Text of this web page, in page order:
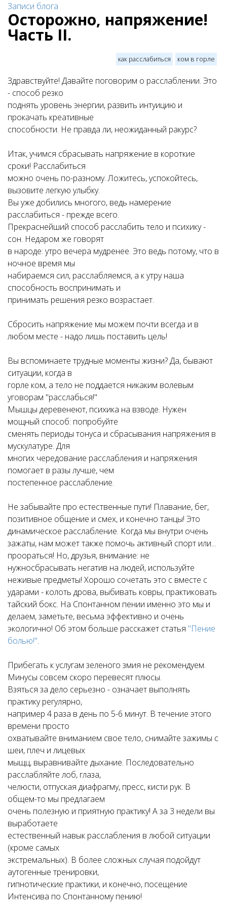
Записи блога
Осторожно, напряжение!
Часть II.
как расслабиться ком в горле
Здравствуйте! Давайте поговорим о расслаблении. Это
- способ резко
поднять уровень энергии, развить интуицию и
прокачать креативные
способности. Не правда ли, неожиданный ракурс?
Итак, учимся сбрасывать напряжение в короткие
сроки! Расслабиться
можно очень по-разному. Ложитесь, успокойтесь,
вызовите легкую улыбку.
Вы уже добились многого, ведь намерение
расслабиться - прежде всего.
Прекраснейший способ расслабить тело и психику -
сон. Недаром же говорят
в народе: утро вечера мудренее. Это ведь потому, что в
ночное время мы
набираемся сил, расслабляемся, а к утру наша
способность воспринимать и
принимать решения резко возрастает.
Сбросить напряжение мы можем почти всегда и в
любом месте - надо лишь поставить цель!
Вы вспоминаете трудные моменты жизни? Да, бывают
ситуации, когда в
горле ком, а тело не поддается никаким волевым
уговорам "расслабься!"
Мышцы деревенеют, психика на взводе. Нужен
мощный способ: попробуйте
сменять периоды тонуса и сбрасывания напряжения в
мускулатуре. Для
многих чередование расслабления и напряжения
помогает в разы лучше, чем
постепенное расслабление.
Не забывайте про естественные пути! Плавание, бег,
позитивное общение и смех, и конечно танцы! Это
динамическое расслабление. Когда мы внутри очень
зажаты, нам может также помочь активный спорт или...
проораться! Но, друзья, внимание: не
нужносбрасывать негатив на людей, используйте
неживые предметы! Хорошо сочетать это с вместе с
ударами - колоть дрова, выбивать ковры, практиковать
тайский бокс. На Спонтанном пении именно это мы и
делаем, заметьте, весьма эффективно и очень
экологично! Об этом больше расскажет статья "Пение
болью!".
Прибегать к услугам зеленого змия не рекомендуем.
Минусы совсем скоро перевесят плюсы.
Взяться за дело серьезно - означает выполнять
практику регулярно,
например 4 раза в день по 5-6 минут. В течение этого
времени просто
охватывайте вниманием свое тело, снимайте зажимы с
шеи, плеч и лицевых
мыщц, выравнивайте дыхание. Последовательно
расслабляйте лоб, глаза,
челюсти, отпуская диафрагму, пресс, кисти рук. В
общем-то мы предлагаем
очень полезную и приятную практику! А за 3 недели вы
выработаете
естественный навык расслабления в любой ситуации
(кроме самых
экстремальных). В более сложных случая подойдут
аутогенные тренировки,
гипнотические практики, и конечно, посещение
Интенсива по Спонтанному пению!